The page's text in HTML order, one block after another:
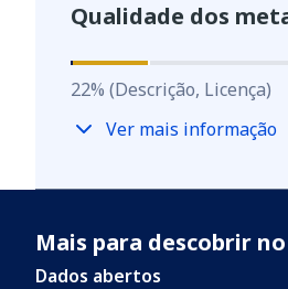
Qualidade dos
22%
22% (Descrição, Licença)
Ver mais informação
Mais para descobrir
Dados abertos